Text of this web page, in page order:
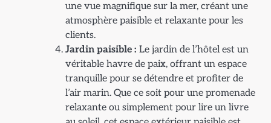
une vue magnifique sur la mer, créant une
atmosphère paisible et relaxante pour les
clients.
Jardin paisible : Le jardin de l’hôtel est un
véritable havre de paix, offrant un espace
tranquille pour se détendre et profiter de
l’air marin. Que ce soit pour une promenade
relaxante ou simplement pour lire un livre